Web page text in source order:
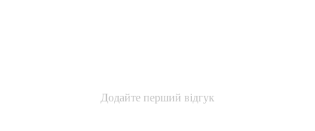
Додайте перший відгук